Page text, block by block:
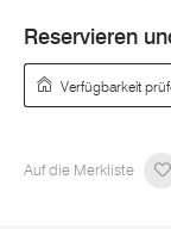
Reservieren
Auf die Merkliste